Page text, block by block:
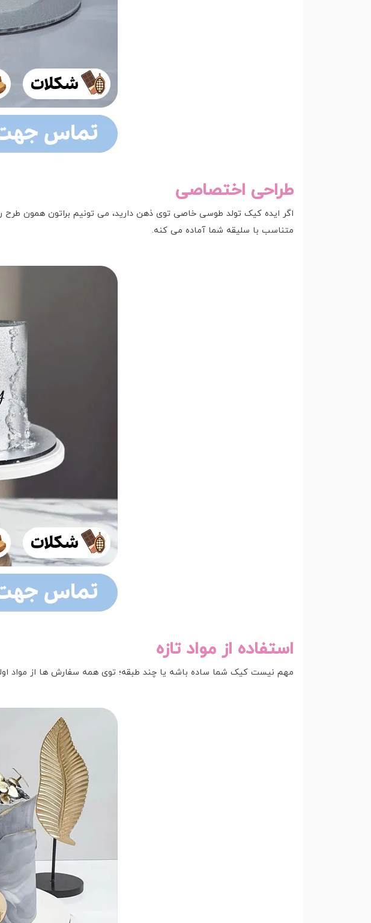
طراحی اختصاصی
اگر ایده کیک تولد طوسی خاصی توی ذهن دارید، می تونیم براتون همون
متناسب با سلیقه شما آماده می کنه.
استفاده از مواد تازه
مهم نیست کیک شما ساده باشه یا چند طبقه؛ توی همه سفارش ها از مواد